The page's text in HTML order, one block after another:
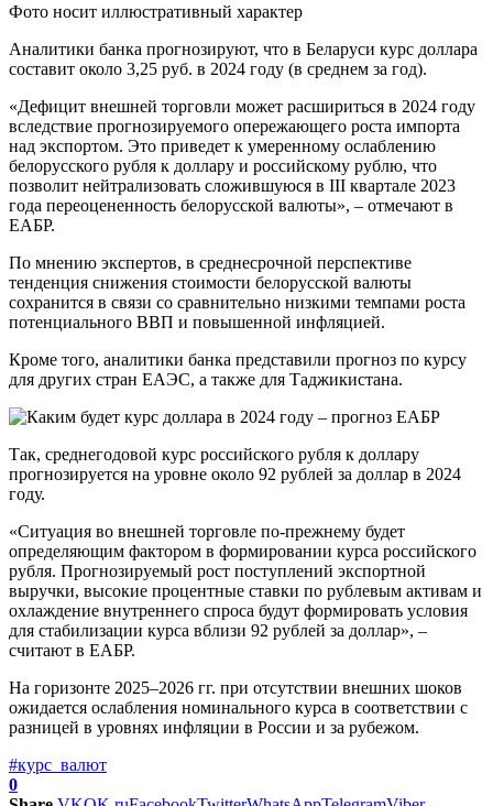
Фото носит иллюстративный характер
Аналитики банка прогнозируют, что в Беларуси курс доллара
составит около 3,25 руб. в 2024 году (в среднем за год).
«Дефицит внешней торговли может расшириться в 2024 году
вследствие прогнозируемого опережающего роста импорта
над экспортом. Это приведет к умеренному ослаблению
белорусского рубля к доллару и российскому рублю, что
позволит нейтрализовать сложившуюся в III квартале 2023
года переоцененность белорусской валюты», – отмечают в
ЕАБР.
По мнению экспертов, в среднесрочной перспективе
тенденция снижения стоимости белорусской валюты
сохранится в связи со сравнительно низкими темпами роста
потенциального ВВП и повышенной инфляцией.
Кроме того, аналитики банка представили прогноз по курсу
для других стран ЕАЭС, а также для Таджикистана.
Так, среднегодовой курс российского рубля к доллару
прогнозируется на уровне около 92 рублей за доллар в 2024
году.
«Ситуация во внешней торговле по-прежнему будет
определяющим фактором в формировании курса российского
рубля. Прогнозируемый рост поступлений экспортной
выручки, высокие процентные ставки по рублевым активам и
охлаждение внутреннего спроса будут формировать условия
для стабилизации курса вблизи 92 рублей за доллар», –
считают в ЕАБР.
На горизонте 2025–2026 гг. при отсутствии внешних шоков
ожидается ослабления номинального курса в соответствии с
разницей в уровнях инфляции в России и за рубежом.
#курс_валют
0